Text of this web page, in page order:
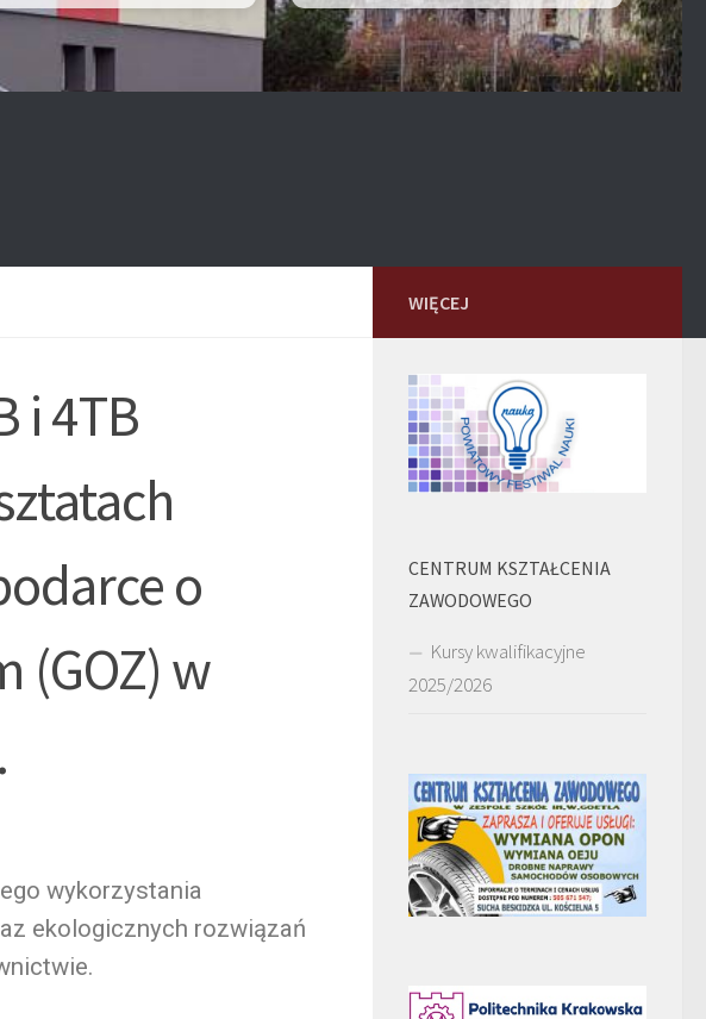
i 4TB
o
(GOZ) w
wykorzystania
ekologicznych rozwiązań
WIĘCEJ
CENTRUM KSZTAŁCENIA
ZAWODOWEGO
Kursy kwalifikacyjne
2025/2026